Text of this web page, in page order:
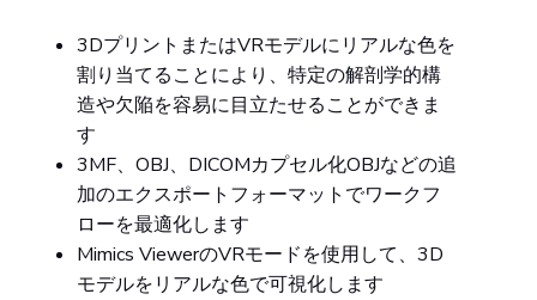
3DプリントまたはVRモデルにリアルな色を
割り当てることにより、特定の解剖学的構
造や欠陥を容易に目立たせることができま
す
3MF、OBJ、DICOMカプセル化OBJなどの追
加のエクスポートフォーマットでワークフ
ローを最適化します
Mimics ViewerのVRモードを使用して、3D
モデルをリアルな色で可視化します